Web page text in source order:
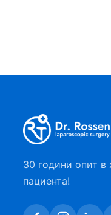
30 години опит в
пациента!